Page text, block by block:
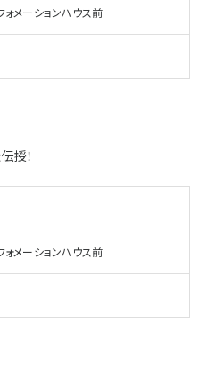
ォメーションハウス前
授！
ォメーションハウス前